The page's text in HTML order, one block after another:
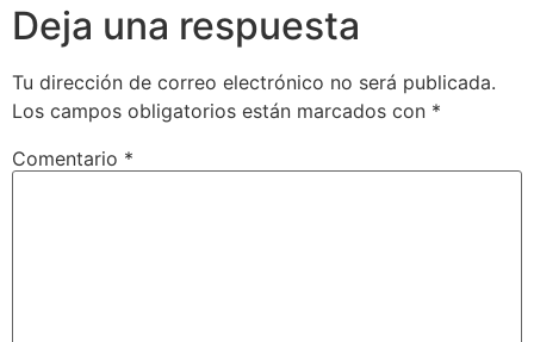
Deja una respuesta
Tu dirección de correo electrónico no será publicada.
Los campos obligatorios están marcados con *
Comentario *